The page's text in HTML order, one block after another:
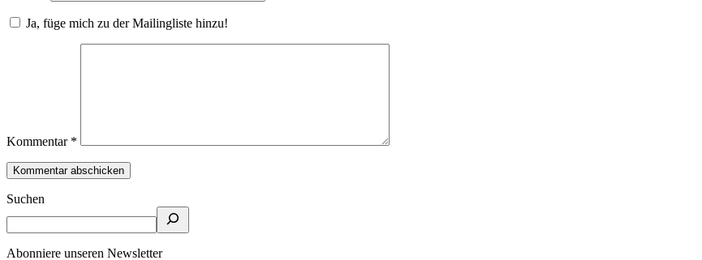
Ja, füge mich zu der Mailingliste hinzu!
Kommentar *
Suchen
Abonniere unseren Newsletter